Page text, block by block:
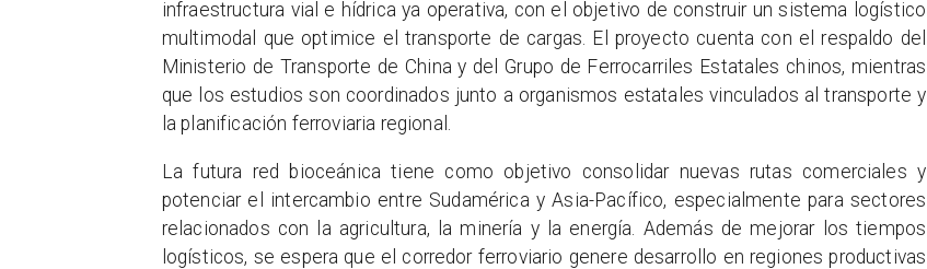
infraestructura vial e hídrica ya operativa, con el objetivo de construir un sistema logístico
multimodal que optimice el transporte de cargas. El proyecto cuenta con el respaldo del
Ministerio de Transporte de China y del Grupo de Ferrocarriles Estatales chinos, mientras
que los estudios son coordinados junto a organismos estatales vinculados al transporte y
la planificación ferroviaria regional.
La futura red bioceánica tiene como objetivo consolidar nuevas rutas comerciales y
potenciar el intercambio entre Sudamérica y Asia-Pacífico, especialmente para sectores
relacionados con la agricultura, la minería y la energía. Además de mejorar los tiempos
logísticos, se espera que el corredor ferroviario genere desarrollo en regiones productivas